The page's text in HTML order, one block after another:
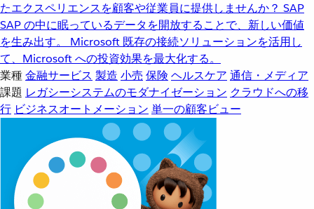
たエクスペリエンスを顧客や従業員に提供しませんか？ SAP
SAP の中に眠っているデータを開放することで、新しい価値
を生み出す。
Microsoft 既存の接続ソリューションを活用し
て、Microsoft への投資効果を最大化する。
業種金融サービス 製造 小売 保険 ヘルスケア 通信・メディア
課題 レガシーシステムのモダナイゼーション クラウドへの移
行 ビジネスオートメーション 単一の顧客ビュー